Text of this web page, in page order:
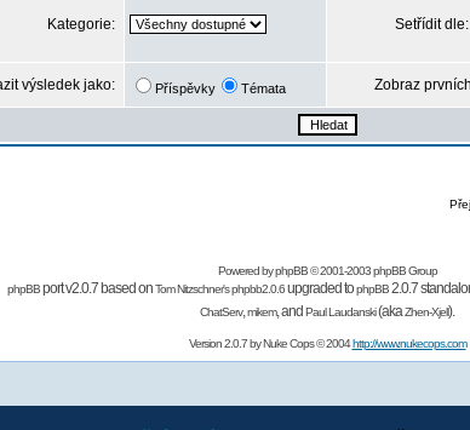
Kategorie: Setřídit dle:
výsledek jako: Příspěvky Témata Zobraz prvních
Powered byphpBB© 2001-2003 phpBB Group
phpBBport v2.0.7 based onTom Nitzschner'sphpbb2.0.6upgraded tophpBB2.0.7
ChatServ,mikem,and Paul Laudanski(akaZhen-Xjell).
Version 2.0.7 byNuke Cops© 2004http://www.nukecops.com